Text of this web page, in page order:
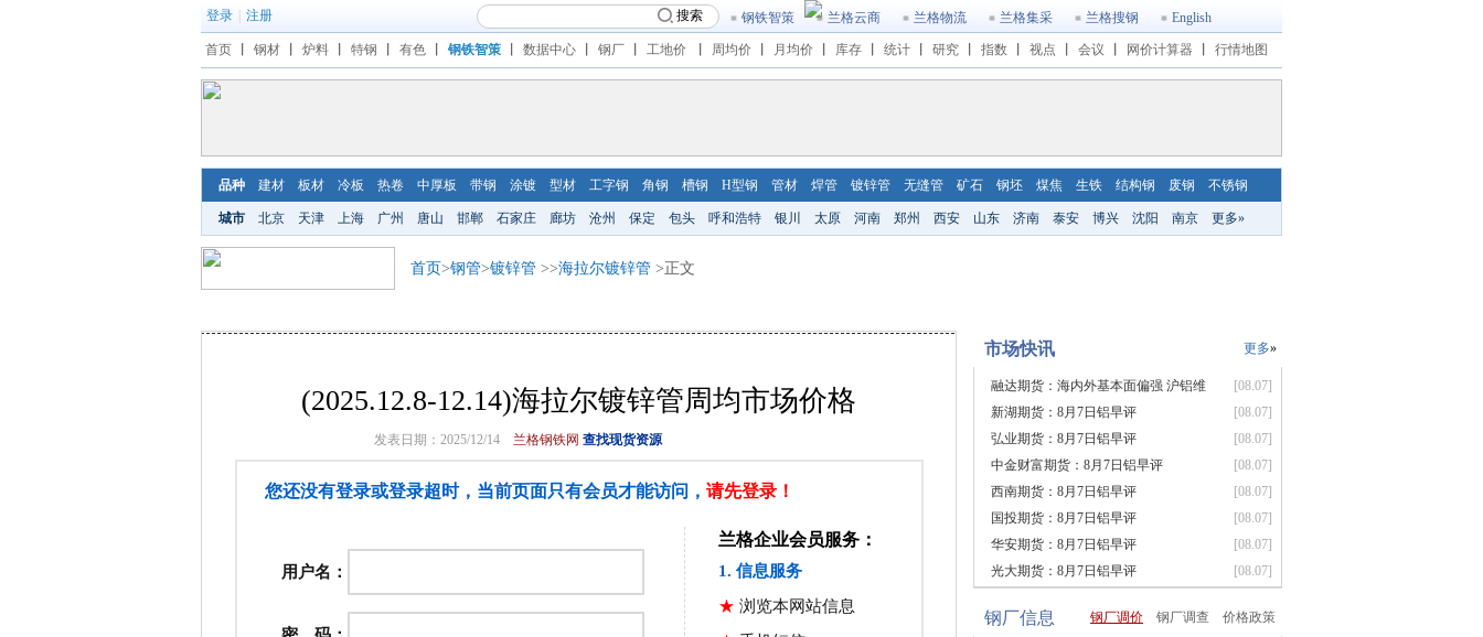
登录 注册 搜索 钢铁智策 兰格云商 兰格物流 兰格集采 兰格搜钢 English
首页 钢材 炉料 特钢 有色 钢铁智策 数据中心 钢厂 工地价 周均价 月均价 库存 统计 研究 指数 视点 会议 网价计算器 行情地图
品种 建材 板材 冷板 热卷 中厚板 带钢 涂镀 型材 工字钢 角钢 槽钢 H型钢 管材 焊管 镀锌管 无缝管 矿石 钢坯 煤焦 生铁 结构钢 废钢 不锈钢
城市 北京 天津 上海 广州 唐山 邯郸 石家庄 廊坊 沧州 保定 包头 呼和浩特 银川 太原 河南 郑州 西安 山东 济南 泰安 博兴 沈阳 南京 更多»
首页>钢管>镀锌管 >>海拉尔镀锌管 >正文
(2025.12.8-12.14)海拉尔镀锌管周均市场价格
发表日期：2025/12/14 兰格钢铁网 查找现货资源